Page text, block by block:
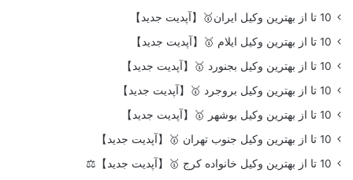
10 تا از بهترین وکیل ایران🥇【آپدیت جدید】
10 تا از بهترین وکیل ایلام 🥇【آپدیت جدید】
10 تا از بهترین وکیل بجنورد 🥇【آپدیت جدید】
10 تا از بهترین وکیل بروجرد 🥇【آپدیت جدید】
10 تا از بهترین وکیل بوشهر 🥇【آپدیت جدید】
10 تا از بهترین وکیل جنوب تهران 🥇【آپدیت جدید】
10 تا از بهترین وکیل خانواده کرج 🥇【آپدیت جدید】⚖️